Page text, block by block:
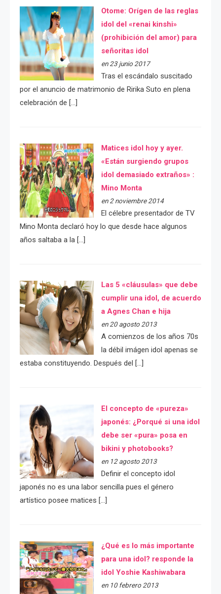
Otome: Orígen de las reglas
idol del «renai kinshi»
(prohibición del amor) para
señoritas idol
en 23 junio 2017
Tras el escándalo suscitado
por el anuncio de matrimonio de Ririka Suto en plena
celebración de […]
Matices idol hoy y ayer.
«Están surgiendo grupos
idol demasiado extraños» :
Mino Monta
en 2 noviembre 2014
El célebre presentador de TV
Mino Monta declaró hoy lo que desde hace algunos
años saltaba a la […]
Las 5 «cláusulas» que debe
cumplir una idol, de acuerdo
a Agnes Chan e hija
en 20 agosto 2013
A comienzos de los años 70s
la débil imágen idol apenas se
estaba constituyendo. Después del […]
El concepto de «pureza»
japonés: ¿Porqué si una idol
debe ser «pura» posa en
bikini y photobooks?
en 12 agosto 2013
Definir el concepto idol
japonés no es una labor sencilla pues el género
artístico posee matices […]
¿Qué es lo más importante
para una idol? responde la
idol Yoshie Kashiwabara
en 10 febrero 2013